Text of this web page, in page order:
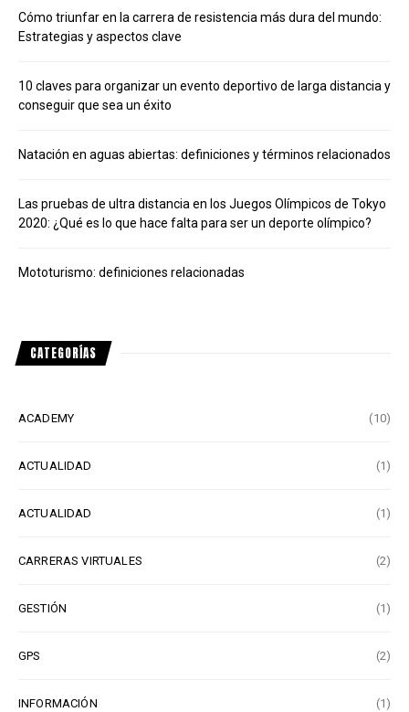
Cómo triunfar en la carrera de resistencia más dura del mundo:
Estrategias y aspectos clave
10 claves para organizar un evento deportivo de larga distancia y
conseguir que sea un éxito
Natación en aguas abiertas: definiciones y términos relacionados
Las pruebas de ultra distancia en los Juegos Olímpicos de Tokyo
2020: ¿Qué es lo que hace falta para ser un deporte olímpico?
Mototurismo: definiciones relacionadas
CATEGORÍAS
ACADEMY (10)
ACTUALIDAD (1)
ACTUALIDAD (1)
CARRERAS VIRTUALES (2)
GESTIÓN (1)
GPS (2)
INFORMACIÓN (1)